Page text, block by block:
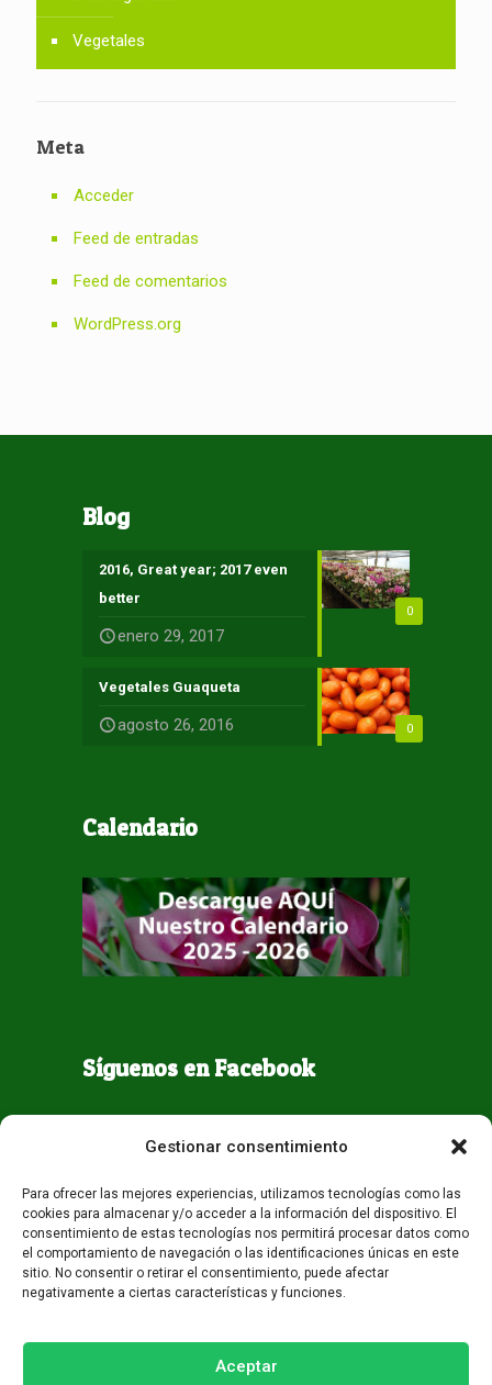
Gestionar consentimiento
Para ofrecer las mejores experiencias, utilizamos tecnologías como las
cookies para almacenar y/o acceder a la información del dispositivo. El
consentimiento de estas tecnologías nos permitirá procesar datos como
el comportamiento de navegación o las identificaciones únicas en este
sitio. No consentir o retirar el consentimiento, puede afectar
negativamente a ciertas características y funciones.
Aceptar
Vegetales
Meta
Acceder
Feed de entradas
Feed de comentarios
WordPress.org
Blog
0
2016, Great year; 2017 even
better
enero 29, 2017
0
Vegetales Guaqueta
agosto 26, 2016
Calendario
Síguenos en Facebook
Todos los derechos reservados - Guaqueta USA 2026